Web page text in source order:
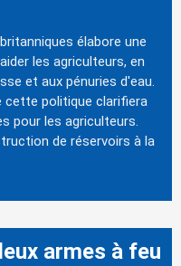
élabore une
les agriculteurs, en
et aux pénuries d'eau.
cette politique clarifiera
pour les agriculteurs.
de réservoirs à la
armes à feu